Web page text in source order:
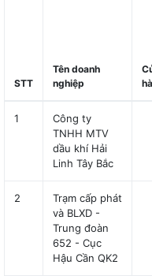
STT
Tên doanh
nghiệp
1
Công ty
TNHH MTV
dầu khí Hải
Linh Tây Bắc
2
Trạm cấp phát
và BLXD -
Trung đoàn
652 - Cục
Hậu Cần QK2